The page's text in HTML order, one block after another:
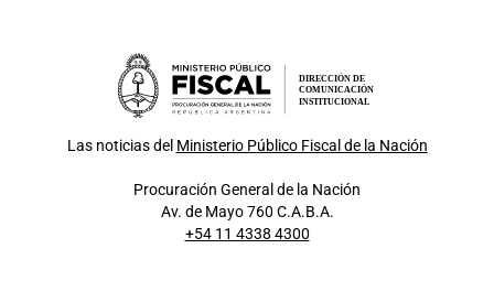
DIRECCIÓN DE
COMUNICACIÓN
INSTITUCIONAL
Las noticias del Ministerio Público Fiscal de la Nación
Procuración General de la Nación
Av. de Mayo 760 C.A.B.A.
+54 11 4338 4300